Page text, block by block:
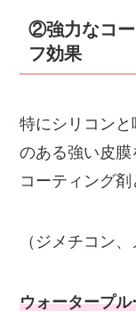
②強力なコー
フ効果
特にシリコン
のある強い皮
コーティング剤
（ジメチコン
ウォータープ